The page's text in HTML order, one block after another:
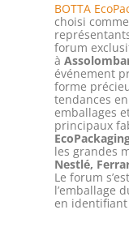
BOTTA
choisi
forum
à
événement
forme
tendances
emballages
principaux
les grandes
Nestlé,
Le forum
l’emballage
en identifiant